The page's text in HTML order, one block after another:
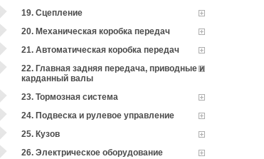
19. Сцепление
20. Механическая коробка передач
21. Автоматическая коробка передач
22. Главная задняя передача, приводные и
карданный валы
23. Тормозная система
24. Подвеска и рулевое управление
25. Кузов
26. Электрическое оборудование